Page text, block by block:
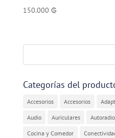
150.000 ₲
Categorías del
Accesorios Accesorios
Audio Auriculares
Cocina y Comedor